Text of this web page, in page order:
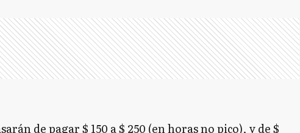
de pagar $ 150 a $ 250 (en horas no pico), y de $